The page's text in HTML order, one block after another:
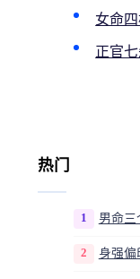
女命
正官
热门
1 男命三
2 身强偏